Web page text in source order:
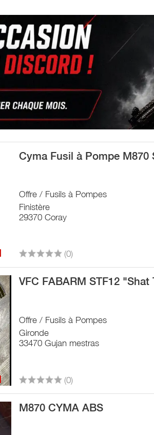
Cyma Fusil à Pompe M870
Offre / Fusils à Pompes
Finistère
29370 Coray
(0)
VFC FABARM STF12 "Shat
Offre / Fusils à Pompes
Gironde
33470 Gujan mestras
(0)
M870 CYMA ABS